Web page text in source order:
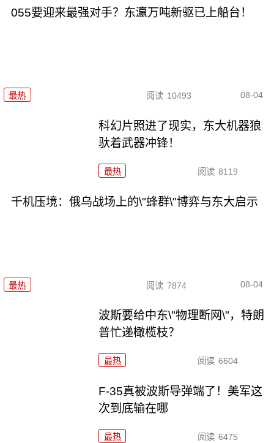
055要迎来最强对手？东瀛万吨新驱已上船台！
最热 阅读 10493 08-04
科幻片照进了现实，东大机器狼
驮着武器冲锋！
最热 阅读 8119
千机压境：俄乌战场上的\"蜂群\"博弈与东大启示
最热 阅读 7874 08-04
波斯要给中东\"物理断网\"，特朗
普忙递橄榄枝？
最热 阅读 6604
F-35真被波斯导弹端了！美军这
次到底输在哪
最热 阅读 6475